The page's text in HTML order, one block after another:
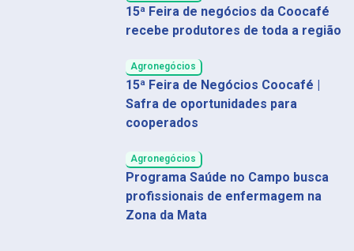
15ª Feira de negócios da Coocafé
recebe produtores de toda a região
Agronegócios
15ª Feira de Negócios Coocafé |
Safra de oportunidades para
cooperados
Agronegócios
Programa Saúde no Campo busca
profissionais de enfermagem na
Zona da Mata